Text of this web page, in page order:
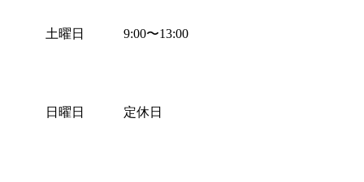
土曜日
日曜日
9:00〜13:00
定休日